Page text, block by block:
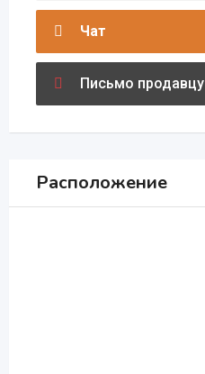
Чат
Письмо продавцу
Расположение